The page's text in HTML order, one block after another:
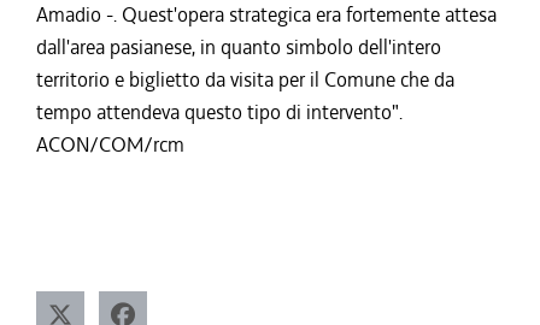
Amadio -. Quest'opera strategica era fortemente attesa
dall'area pasianese, in quanto simbolo dell'intero
territorio e biglietto da visita per il Comune che da
tempo attendeva questo tipo di intervento".
ACON/COM/rcm